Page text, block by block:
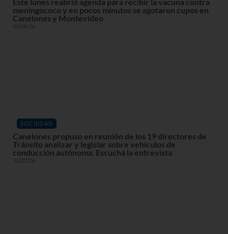
meningococo y en pocos minutos se agotaron cupos en
Canelones y Montevideo
03/08/26
SOCIEDAD
Canelones propuso en reunión de los 19 directores de
Tránsito analizar y legislar sobre vehículos de
conducción autónoma. Escuchá la entrevista
31/07/26